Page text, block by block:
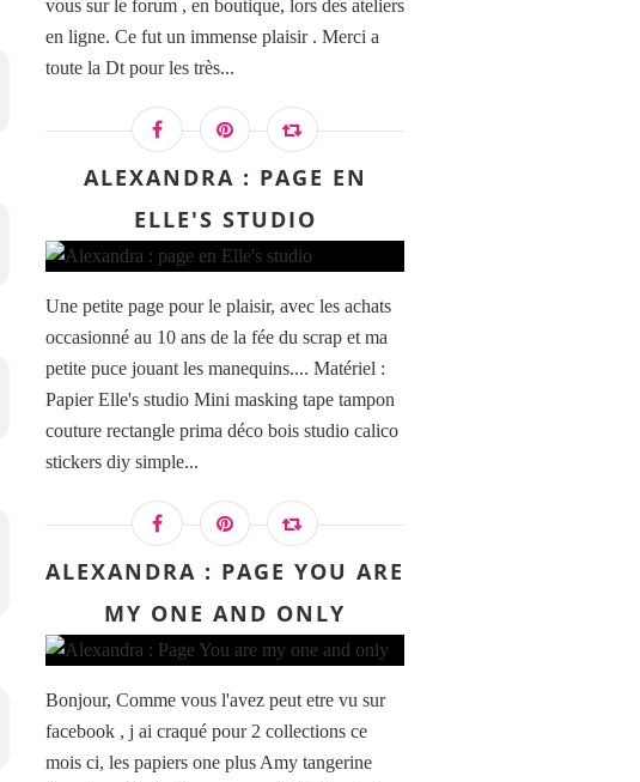
vous sur le forum , en boutique, lors des ateliers
en ligne. Ce fut un immense plaisir . Merci a
toute la Dt pour les très...
ALEXANDRA : PAGE EN
ELLE'S STUDIO
Une petite page pour le plaisir, avec les achats
occasionné au 10 ans de la fée du scrap et ma
petite puce jouant les manequins.... Matériel :
Papier Elle's studio Mini masking tape tampon
couture rectangle prima déco bois studio calico
stickers diy simple...
ALEXANDRA : PAGE YOU ARE
MY ONE AND ONLY
Bonjour, Comme vous l'avez peut etre vu sur
facebook , j ai craqué pour 2 collections ce
mois ci, les papiers one plus Amy tangerine